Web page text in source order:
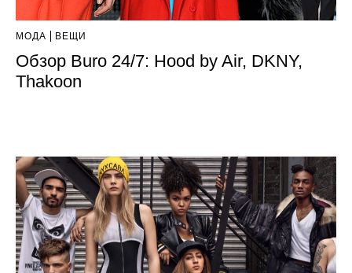
МОДА ВЕЩИ
Обзор Buro 24/7: Hood by Air, DKNY,
Thakoon